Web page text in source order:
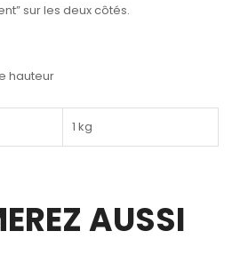
sur les deux côtés.
hauteur
1 kg
AUSSI